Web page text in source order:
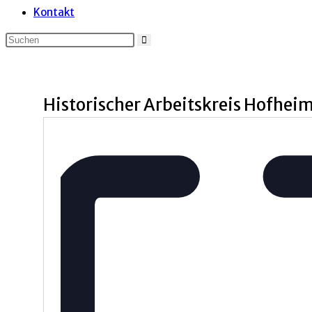
Kontakt
Historischer Arbeitskreis